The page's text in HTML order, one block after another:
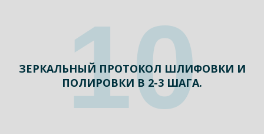
ЗЕРКАЛЬНЫЙ ПРОТОКОЛ ШЛИФОВКИ И
ПОЛИРОВКИ В 2-3 ШАГА.
10